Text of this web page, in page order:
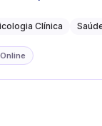
Clínica
Online